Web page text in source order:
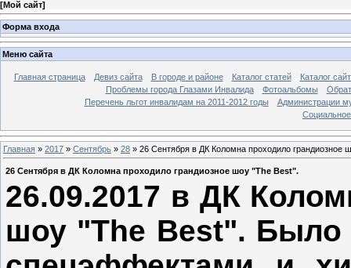
[Мой сайт]
Форма входа
Меню сайта
Главная страница Девиз сайта В городе и районе Каталог статей
Каталог
Проблемы города Глазами Инвалида
Фотоальбомы
Перечень льгот инвалидам на 2011-2012 годы
Администрации
Главная » 2017 » Сентябрь » 28 » 26 Сентября в ДК Коломна проходило грандиозное
26 Сентября в ДК Коломна проходило грандиозное шоу "The Best".
26.09.2017 в ДК
шоу "The Best". Было